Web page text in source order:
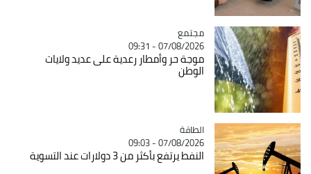
Catégorie
مجتمع
07/08/2026 - 09:31
موجة حر وأمطار رعدية على عديد ولايات
الوطن
Catégorie
الطاقة
07/08/2026 - 09:03
النفط يرتفع بأكثر من 3 دولارات عند التسوية